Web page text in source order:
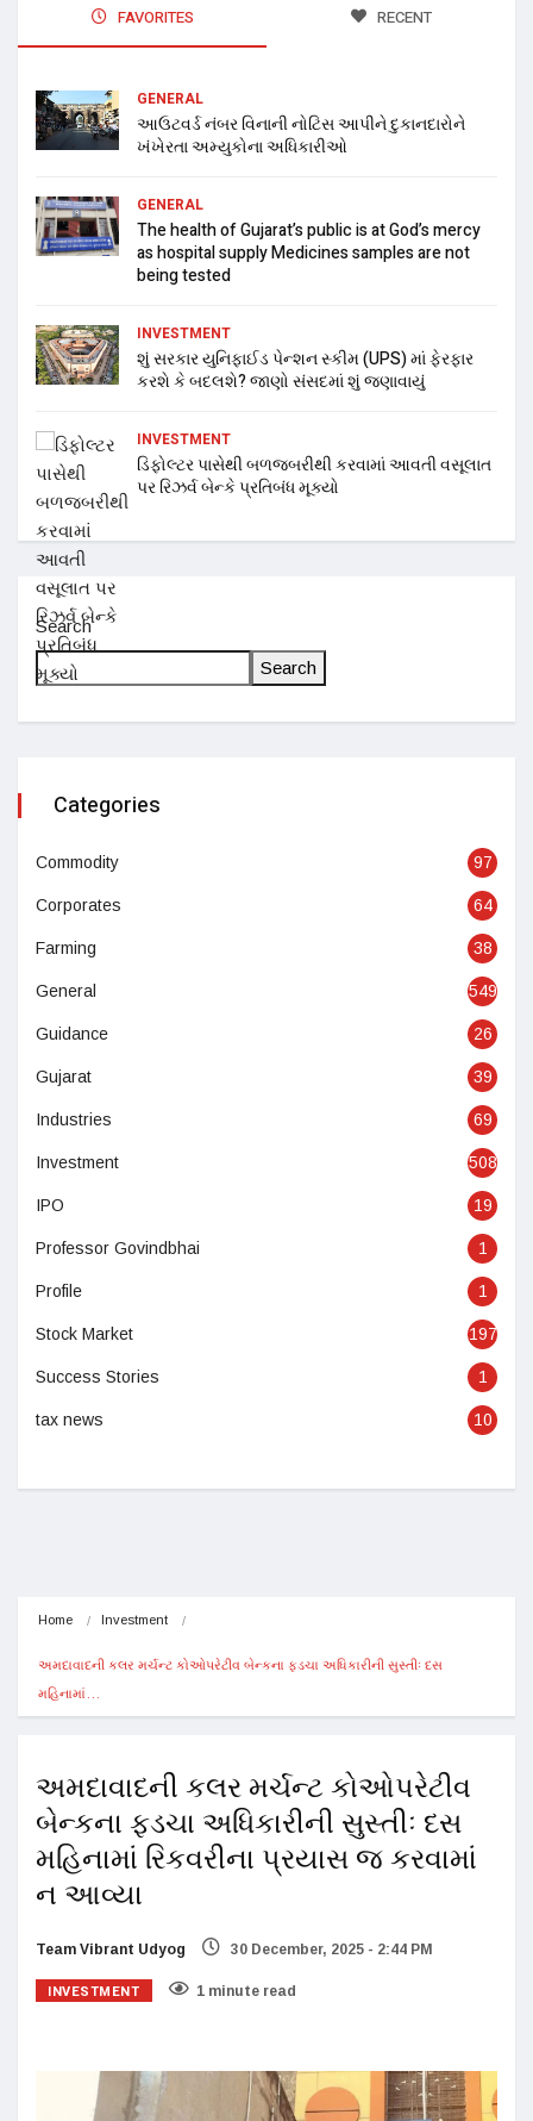
FAVORITES RECENT
GENERAL
આઉટવર્ડ નંબર વિનાની નોટિસ આપીને દુકાનદારોને
ખંખેરતા અમ્યુકોના અધિકારીઓ
GENERAL
The health of Gujarat’s public is at God’s mercy
as hospital supply Medicines samples are not
being tested
INVESTMENT
શું સરકાર યુનિફાઈડ પેન્શન સ્કીમ (UPS) માં ફેરફાર
કરશે કે બદલશે? જાણો સંસદમાં શું જણાવાયું
INVESTMENT
ડિફોલ્ટર પાસેથી બળજબરીથી કરવામાં આવતી વસૂલાત
પર રિઝર્વ બેન્કે પ્રતિબંધ મૂક્યો
Search
Search
Categories
Commodity 97
Corporates 64
Farming 38
General 549
Guidance 26
Gujarat 39
Industries 69
Investment 508
IPO 19
Professor Govindbhai 1
Profile 1
Stock Market 197
Success Stories 1
tax news 10
Home Investment
અમદાવાદની કલર મર્ચન્ટ કોઓપરેટીવ બેન્કના ફડચા અધિકારીની સુસ્તીઃ દસ
મહિનામાં…
અમદાવાદની કલર મર્ચન્ટ કોઓપરેટીવ
બેન્કના ફડચા અધિકારીની સુસ્તીઃ દસ
મહિનામાં રિકવરીના પ્રયાસ જ કરવામાં
ન આવ્યા
Team Vibrant Udyog 30 December, 2025 - 2:44 PM
INVESTMENT 1 minute read